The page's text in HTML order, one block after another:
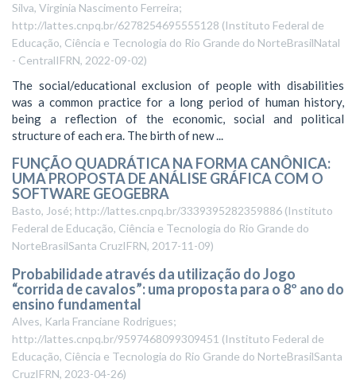
Silva, Virginia Nascimento Ferreira;
http://lattes.cnpq.br/6278254695555128 (Instituto Federal de
Educação, Ciência e Tecnologia do Rio Grande do NorteBrasilNatal
- CentralIFRN, 2022-09-02)
The social/educational exclusion of people with disabilities
was a common practice for a long period of human history,
being a reflection of the economic, social and political
structure of each era. The birth of new ...
FUNÇÃO QUADRÁTICA NA FORMA CANÔNICA:
UMA PROPOSTA DE ANÁLISE GRÁFICA COM O
SOFTWARE GEOGEBRA
Basto, José; http://lattes.cnpq.br/3339395282359886 (Instituto
Federal de Educação, Ciência e Tecnologia do Rio Grande do
NorteBrasilSanta CruzIFRN, 2017-11-09)
Probabilidade através da utilização do Jogo
“corrida de cavalos”: uma proposta para o 8º ano do
ensino fundamental
Alves, Karla Franciane Rodrigues;
http://lattes.cnpq.br/9597468099309451 (Instituto Federal de
Educação, Ciência e Tecnologia do Rio Grande do NorteBrasilSanta
CruzIFRN, 2023-04-26)